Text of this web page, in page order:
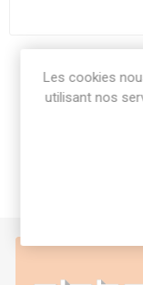
Les cookies
utilisant nos